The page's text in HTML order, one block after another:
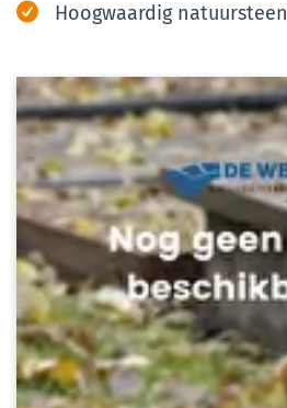
Hoogwaardig natuursteen